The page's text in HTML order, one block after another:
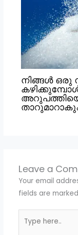
നിങ്ങൾ
Leave a
Your email
fields are marked
here..